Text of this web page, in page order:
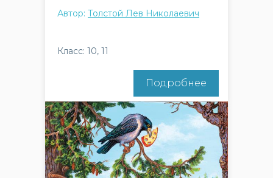
Автор: Толстой Лев Николаевич
Класс: 10, 11
Подробнее